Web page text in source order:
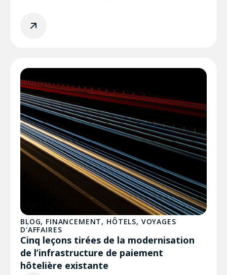
BLOG, FINANCEMENT, HÔTELS, VOYAGES
D'AFFAIRES
Cinq leçons tirées de la modernisation
de l’infrastructure de paiement
hôtelière existante